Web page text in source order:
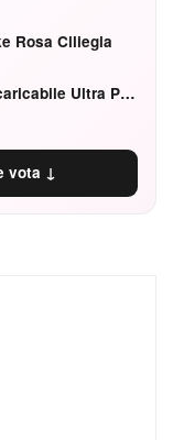
Rosa Ciliegia
Hourglass Confession Ricaricabile Ultra Preciso Ad Alta Intensità Secretly Classic Red
vota ↓